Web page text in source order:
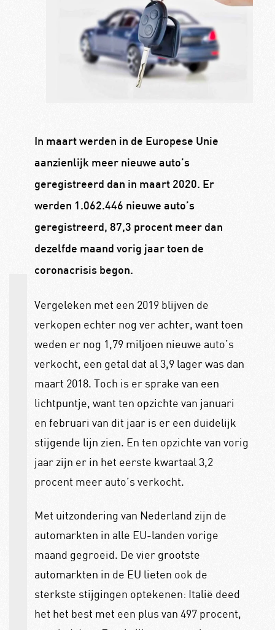
In maart werden in de Europese Unie
aanzienlijk meer nieuwe auto’s
geregistreerd dan in maart 2020. Er
werden 1.062.446 nieuwe auto’s
geregistreerd, 87,3 procent meer dan
dezelfde maand vorig jaar toen de
coronacrisis begon.
Vergeleken met een 2019 blijven de
verkopen echter nog ver achter, want toen
weden er nog 1,79 miljoen nieuwe auto’s
verkocht, een getal dat al 3,9 lager was dan
maart 2018. Toch is er sprake van een
lichtpuntje, want ten opzichte van januari
en februari van dit jaar is er een duidelijk
stijgende lijn zien. En ten opzichte van vorig
jaar zijn er in het eerste kwartaal 3,2
procent meer auto’s verkocht.
Met uitzondering van Nederland zijn de
automarkten in alle EU-landen vorige
maand gegroeid. De vier grootste
automarkten in de EU lieten ook de
sterkste stijgingen optekenen: Italië deed
het het best met een plus van 497 procent,